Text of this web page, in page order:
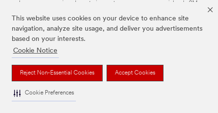
This website uses cookies on your device to enhance site
navigation, analyze site usage, and deliver you advertisements
based on your interests.
Cookie Notice
Reject Non-Essential Cookies Accept Cookies
Cookie Preferences
Las marcas mencionadas anteriormente son marcas comerciales de 3M.